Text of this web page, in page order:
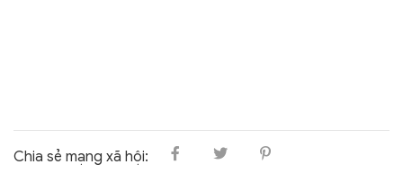
Chia sẻ mạng xã hội: